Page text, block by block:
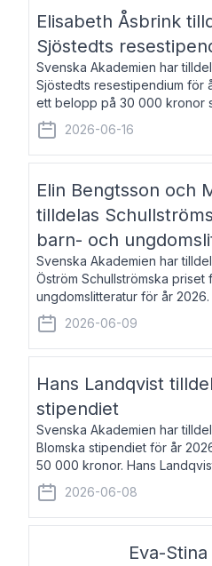
Elisabeth Åsbrink
Sjöstedts
Svenska Akademien har
Sjöstedts resestipendium för
ett belopp på 30 000 kronor
fri vistelse i Akademiens
Åsbrink, född 1965 oc
2026-06-16
Elin Bengtsson och
tilldelas
barn- och
Svenska Akademien har
Öström Schullströmska priset
ungdomslitteratur för år
kronor vardera. Elin
och forskare i
2026-06-09
Hans Landqvist
stipendiet
Svenska Akademien har
Blomska stipendiet för år
50 000 kronor. Hans
professor i svenska vid
disputerade år 2000 på
2026-06-08
Eva-